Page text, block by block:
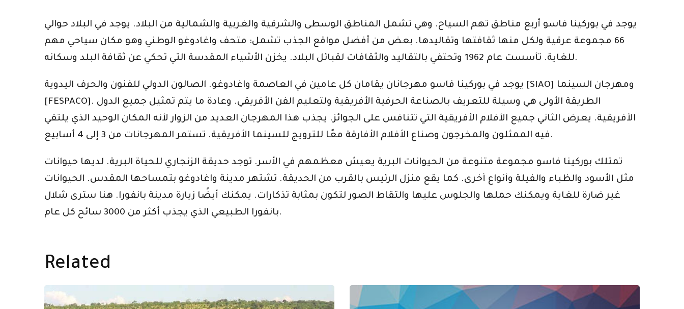
يوجد في بوركينا فاسو أربع مناطق تهم السياح. وهي تشمل المناطق الوسطى والشرقية والغربية والشمالية من البلاد. يوجد في البلاد حوالي
66 مجموعة عرقية ولكل منها ثقافتها وتقاليدها. بعض من أفضل مواقع الجذب تشمل: متحف واغادوغو الوطني وهو مكان سياحي مهم
للغاية. تأسست عام 1962 وتحتفي بالتقاليد والثقافات لقبائل البلاد. يخزن الأشياء المقدسة التي تحكي عن ثقافة البلد وسكانه.
يوجد في بوركينا فاسو مهرجانان يقامان كل عامين في العاصمة واغادوغو. الصالون الدولي للفنون والحرف اليدوية [SIAO] ومهرجان السينما
[FESPACO]. الطريقة الأولى هي وسيلة للتعريف بالصناعة الحرفية الأفريقية ولتعليم الفن الأفريقي. وعادة ما يتم تمثيل جميع الدول
الأفريقية. يعرض الثاني جميع الأفلام الأفريقية التي تتنافس على الجوائز. يجذب هذا المهرجان العديد من الزوار لأنه المكان الوحيد الذي يلتقي
فيه الممثلون والمخرجون وصناع الأفلام الأفارقة معًا للترويج للسينما الأفريقية. تستمر المهرجانات من 3 إلى 4 أسابيع.
تمتلك بوركينا فاسو مجموعة متنوعة من الحيوانات البرية يعيش معظمهم في الأسر. توجد حديقة الزنجاري للحياة البرية. لديها حيوانات
مثل الأسود والظباء والفيلة وأنواع أخرى. كما يقع منزل الرئيس بالقرب من الحديقة. تشتهر مدينة واغادوغو بتمساحها المقدس. الحيوانات
غير ضارة للغاية ويمكنك حملها والجلوس عليها والتقاط الصور لتكون بمثابة تذكارات. يمكنك أيضًا زيارة مدينة بانفورا. هنا سترى شلال
بانفورا الطبيعي الذي يجذب أكثر من 3000 سائح كل عام.
Related